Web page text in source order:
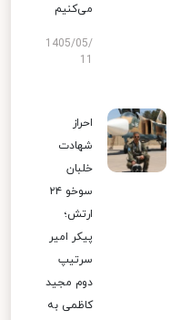
می‌کنیم
1405/05/
احراز
شهادت
خلبان
سوخو ۲۴
ارتش؛
پیکر امیر
سرتیپ
دوم مجید
کاظمی به